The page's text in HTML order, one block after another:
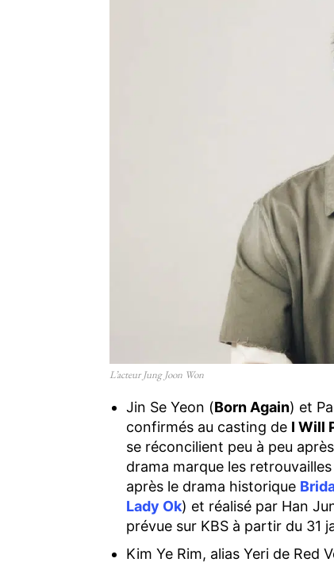
L’acteur Jung Joon Won
Jin Se Yeon (Born Again) et
confirmés au casting de I Will
se réconcilient peu à peu
drama marque les
après le drama historique
Lady Ok) et réalisé par Han
prévue sur KBS à partir du 31
Kim Ye Rim, alias Yeri de Red